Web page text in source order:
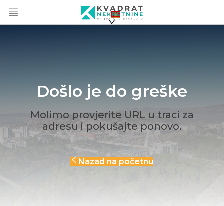
Došlo je do greške
Molimo provjerite URL u traci za
adresu i pokušajte ponovo.
Nazad na početnu